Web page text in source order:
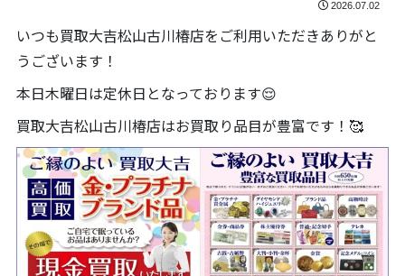
2026.07.02
いつも買取大吉松山古川椿店をご利用いただきありがと
うございます！
本日木曜日は定休日となっております😌
買取大吉松山古川椿店はお買取り品目が豊富です！🥰